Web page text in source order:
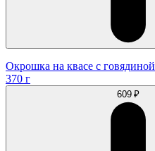
Окрошка на квасе с говядиной
370 г
609 ₽